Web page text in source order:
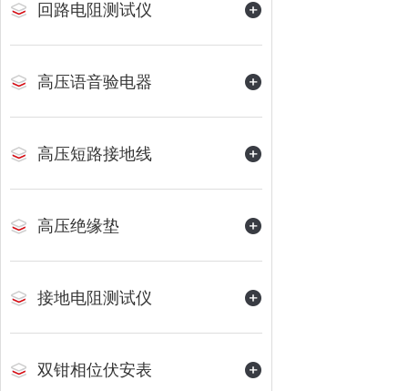
回路电阻测试仪
高压语音验电器
高压短路接地线
高压绝缘垫
接地电阻测试仪
双钳相位伏安表